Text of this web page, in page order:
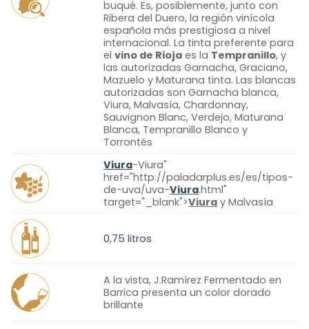
buqué. Es, posiblemente, junto con
Ribera del Duero, la región vinícola
española más prestigiosa a nivel
internacional. La tinta preferente para
elvino de Rioja es la Tempranillo, y
las autorizadas Garnacha, Graciano,
Mazuelo y Maturana tinta. Las blancas
autorizadas son Garnacha blanca,
Viura, Malvasía, Chardonnay,
Sauvignon Blanc, Verdejo, Maturana
Blanca, Tempranillo Blanco y
Torrontés
Viura-Viura"
href="http://paladarplus.es/es/tipos-
de-uva/uva-Viura.html"
target="_blank">Viura y Malvasía
0,75 litros
A la vista, J.Ramírez Fermentado en
Barrica presenta un color dorado
brillante